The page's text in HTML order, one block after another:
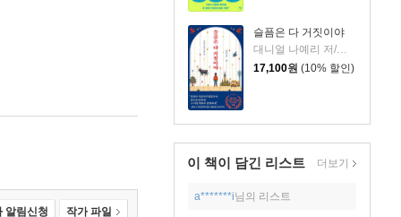
슬픔은 다 거짓이야
17,100원 (10% 할인)
이 책이 담긴 리스트 더보기
a*******i님의 리스트
알림신청
작가 파일